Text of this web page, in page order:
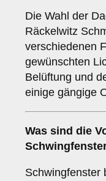
Die Wahl der
Räckelwitz
verschiedenen
gewünschten
Belüftung und
einige gängige
Was sind die
Schwingfenster